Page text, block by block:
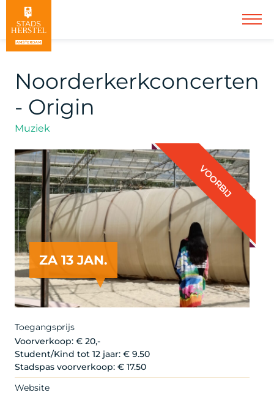
Noorderkerkconcerten
- Origin
Muziek
ZA 13 JAN.
VOORBIJ
Copyright
Toegangsprijs
Voorverkoop: € 20,-
Student/Kind tot 12 jaar: € 9.50
Stadspas voorverkoop: € 17.50
Website